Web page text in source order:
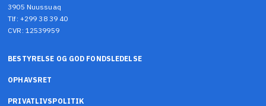
3905 Nuussuaq
Tlf: +299 38 39 40
CVR: 12539959
BESTYRELSE OG GOD FONDSLEDELSE
OPHAVSRET
PRIVATLIVSPOLITIK